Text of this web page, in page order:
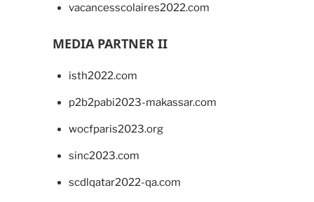
vacancesscolaires2022.com
MEDIA PARTNER II
isth2022.com
p2b2pabi2023-makassar.com
wocfparis2023.org
sinc2023.com
scdlqatar2022-qa.com